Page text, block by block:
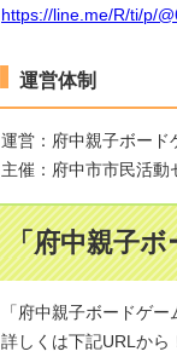
https://line.me/R/ti/p/
運営体制
運営：府中親子ボード
主催：府中市市民活動
「府中親子ボ
「府中親子ボードゲー
詳しくは下記URLから